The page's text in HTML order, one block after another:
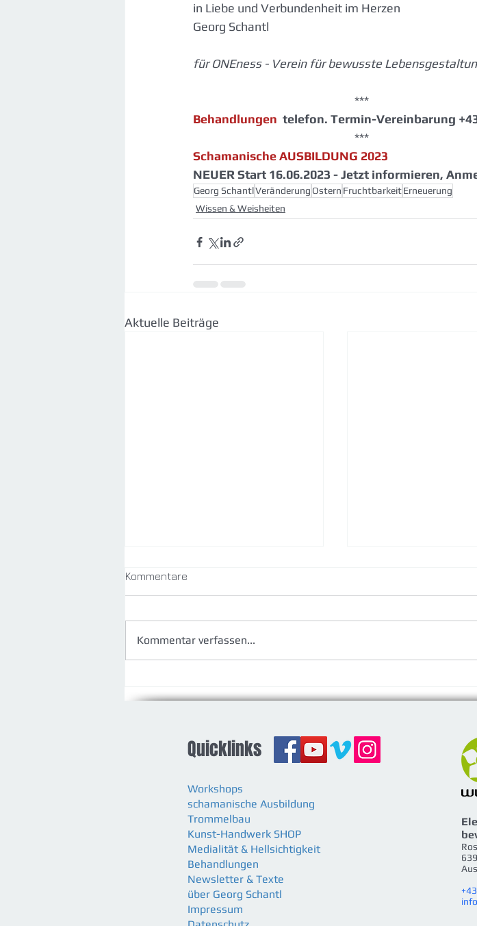
in Liebe und Verbundenheit im Herzen
Georg Schantl
für ONEness - Verein für bewusste
                                                           ***
Behandlungen
telefon. Termin-Vereinbarung
                                                           ***
Schamanische AUSBILDUNG 2023
NEUER Start 16.06.2023 - Jetzt informieren,
Georg SchantlVeränderung Ostern FruchtbarkeitErneuerung
Wissen & Weisheiten
Aktuelle Beiträge
Möglichkeiten
- YULE -
Kommentare
Kommentar verfassen...
Quicklinks
Workshops
schamanische Ausbildung
Trommelbau
Kunst-Handwerk SHOP
Medialität & Hellsichtigkeit
Behandlungen
Newsletter & Texte
über Georg Schantl
Impressum